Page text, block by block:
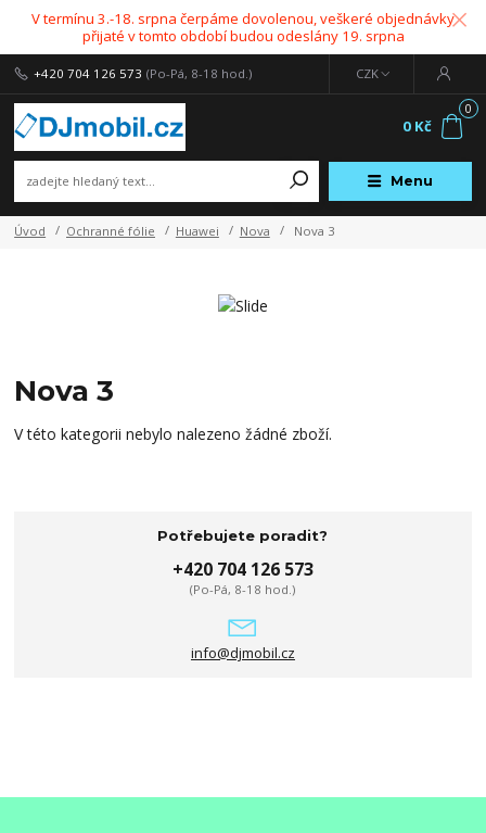
V termínu 3.-18. srpna čerpáme dovolenou, veškeré objednávky
přijaté v tomto období budou odeslány 19. srpna
Menu
CZK
+420 704 126 573 (Po-Pá, 8-18 hod.)
0
0 Kč
Úvod Ochranné fólie Huawei Nova Nova 3
Nova 3
V této kategorii nebylo nalezeno žádné zboží.
Potřebujete poradit?
+420 704 126 573
(Po-Pá, 8-18 hod.)
info@djmobil.cz